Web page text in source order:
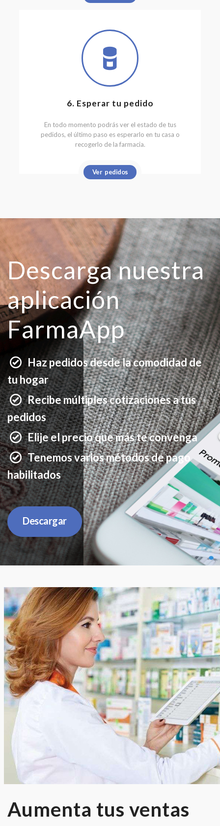
6. Esperar tu pedido
En todo momento podrás ver el estado de tus
pedidos, el último paso es esperarlo en tu casa o
recogerlo de la farmacia.
Ver pedidos
Descarga nuestra
aplicación
FarmaApp
Haz pedidos desde la comodidad de
tu hogar
Recibe múltiples cotizaciones a tus
pedidos
Elije el precio que más te convenga
Tenemos varios métodos de pago
habilitados
Descargar
Aumenta tus ventas